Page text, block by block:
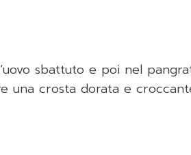
sbattuto e poi nel
una crosta dorata e